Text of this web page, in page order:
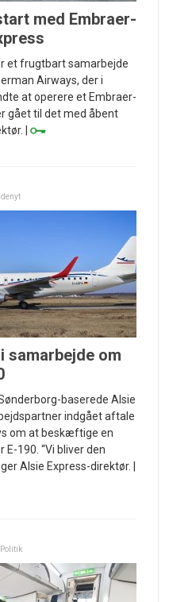
med Embraer-
et frugtbart samarbejde
Airways, der i
at operere et Embraer-
gået til det med åbent
|
samarbejde om
baserede Alsie
indgået aftale
om at beskæftige en
190. “Vi bliver den
Alsie Express-direktør. |
Politik